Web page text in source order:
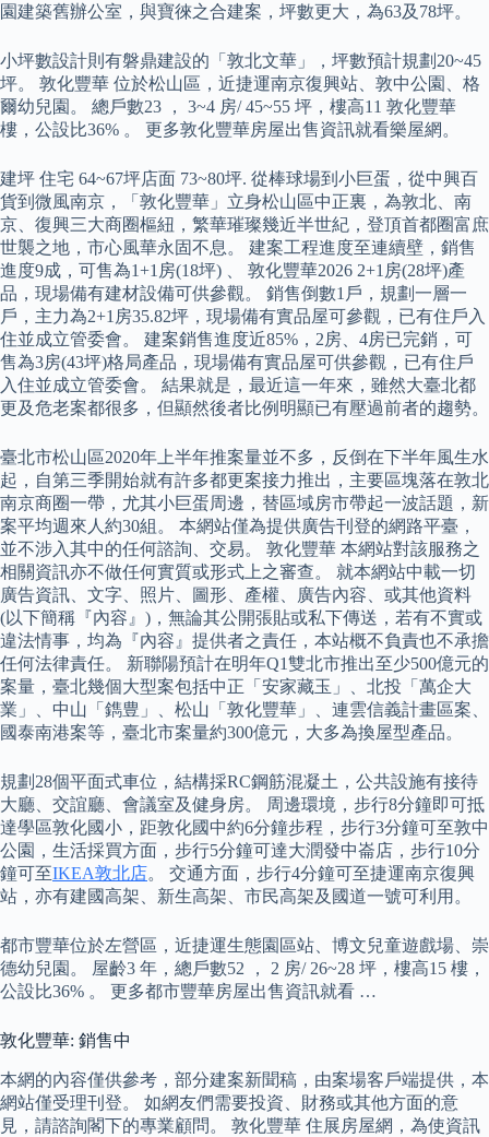
園建築舊辦公室，與寶徠之合建案，坪數更大，為63及78坪。
小坪數設計則有磐鼎建設的「敦北文華」，坪數預計規劃20~45
坪。 敦化豐華 位於松山區，近捷運南京復興站、敦中公園、格
爾幼兒園。 總戶數23 ， 3~4 房/ 45~55 坪，樓高11 敦化豐華
樓，公設比36% 。 更多敦化豐華房屋出售資訊就看樂屋網。
建坪 住宅 64~67坪店面 73~80坪. 從棒球場到小巨蛋，從中興百
貨到微風南京，「敦化豐華」立身松山區中正裏，為敦北、南
京、復興三大商圈樞紐，繁華璀璨幾近半世紀，登頂首都圈富庶
世襲之地，市心風華永固不息。 建案工程進度至連續壁，銷售
進度9成，可售為1+1房(18坪) 、 敦化豐華2026 2+1房(28坪)產
品，現場備有建材設備可供參觀。 銷售倒數1戶，規劃一層一
戶，主力為2+1房35.82坪，現場備有實品屋可參觀，已有住戶入
住並成立管委會。 建案銷售進度近85%，2房、4房已完銷，可
售為3房(43坪)格局產品，現場備有實品屋可供參觀，已有住戶
入住並成立管委會。 結果就是，最近這一年來，雖然大臺北都
更及危老案都很多，但顯然後者比例明顯已有壓過前者的趨勢。
臺北市松山區2020年上半年推案量並不多，反倒在下半年風生水
起，自第三季開始就有許多都更案接力推出，主要區塊落在敦北
南京商圈一帶，尤其小巨蛋周邊，替區域房市帶起一波話題，新
案平均週來人約30組。 本網站僅為提供廣告刊登的網路平臺，
並不涉入其中的任何諮詢、交易。 敦化豐華 本網站對該服務之
相關資訊亦不做任何實質或形式上之審查。 就本網站中載一切
廣告資訊、文字、照片、圖形、產權、廣告內容、或其他資料
(以下簡稱『內容』)，無論其公開張貼或私下傳送，若有不實或
違法情事，均為『內容』提供者之責任，本站概不負責也不承擔
任何法律責任。 新聯陽預計在明年Q1雙北市推出至少500億元的
案量，臺北幾個大型案包括中正「安家藏玉」、北投「萬企大
業」、中山「鐫豊」、松山「敦化豐華」、連雲信義計畫區案、
國泰南港案等，臺北市案量約300億元，大多為換屋型產品。
規劃28個平面式車位，結構採RC鋼筋混凝土，公共設施有接待
大廳、交誼廳、會議室及健身房。 周邊環境，步行8分鐘即可抵
達學區敦化國小，距敦化國中約6分鐘步程，步行3分鐘可至敦中
公園，生活採買方面，步行5分鐘可達大潤發中崙店，步行10分
鐘可至IKEA敦北店。 交通方面，步行4分鐘可至捷運南京復興
站，亦有建國高架、新生高架、市民高架及國道一號可利用。
都市豐華位於左營區，近捷運生態園區站、博文兒童遊戲場、崇
德幼兒園。 屋齡3 年，總戶數52 ， 2 房/ 26~28 坪，樓高15 樓，
公設比36% 。 更多都市豐華房屋出售資訊就看 …
敦化豐華: 銷售中
本網的內容僅供參考，部分建案新聞稿，由案場客戶端提供，本
網站僅受理刊登。 如網友們需要投資、財務或其他方面的意
見，請諮詢閣下的專業顧問。 敦化豐華 住展房屋網，為使資訊